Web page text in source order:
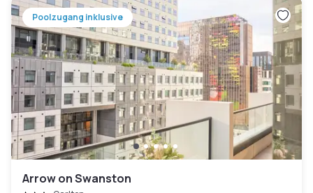
Poolzugang inklusive
Arrow on Swanston